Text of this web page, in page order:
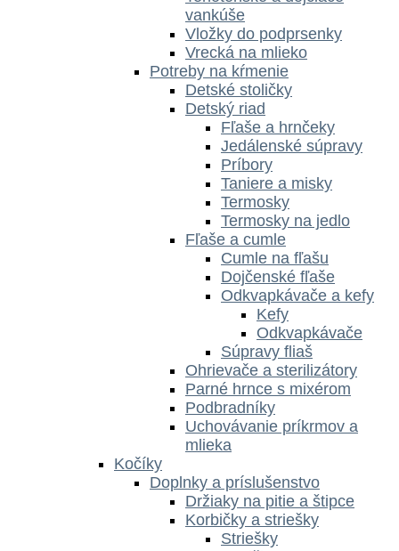
vankúše
Vložky do podprsenky
Vrecká na mlieko
Potreby na kŕmenie
Detské stoličky
Detský riad
Fľaše a hrnčeky
Jedálenské súpravy
Príbory
Taniere a misky
Termosky
Termosky na jedlo
Fľaše a cumle
Cumle na fľašu
Dojčenské fľaše
Odkvapkávače a kefy
Kefy
Odkvapkávače
Súpravy fliaš
Ohrievače a sterilizátory
Parné hrnce s mixérom
Podbradníky
Uchovávanie príkrmov a
mlieka
Kočíky
Doplnky a príslušenstvo
Držiaky na pitie a štipce
Korbičky a striešky
Striešky